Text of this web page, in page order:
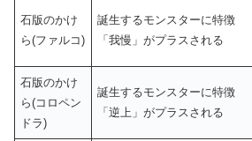
石版のかけ
ら(ファルコ)
誕生するモンスターに特徴
「我慢」がプラスされる
石版のかけ
ら(コロペン
ドラ)
誕生するモンスターに特徴
「逆上」がプラスされる